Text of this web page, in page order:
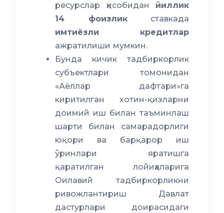
ресурслар ҳисобидан йиллик
14 фоизликставкада
имтиёзли кредитлар
ажратилиши мумкин.
Бунда кичик тадбиркорлик
субъектлари томонидан
«Аёллар дафтари»га
киритилган хотин-қизларни
доимий иш билан таъминлаш
шарти билан самарадорлиги
юқори ва барқарор иш
ўринлари яратишга
қаратилган лойиҳаларига
Оилавий тадбиркорликни
ривожлантириш Давлат
дастурлари доирасидаги